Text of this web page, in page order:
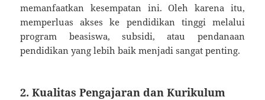
memanfaatkan kesempatan ini. Oleh karena itu,
memperluas akses ke pendidikan tinggi melalui
program beasiswa, subsidi, atau pendanaan
pendidikan yang lebih baik menjadi sangat penting.
2. Kualitas Pengajaran dan Kurikulum